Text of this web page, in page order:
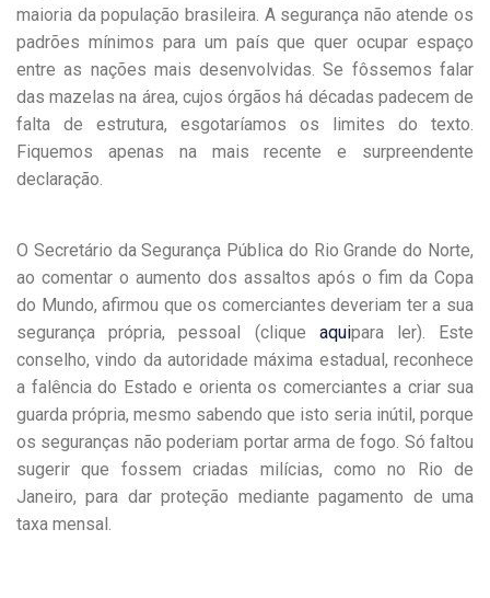
maioria da população brasileira. A segurança não atende os
padrões mínimos para um país que quer ocupar espaço
entre as nações mais desenvolvidas. Se fôssemos falar
das mazelas na área, cujos órgãos há décadas padecem de
falta de estrutura, esgotaríamos os limites do texto.
Fiquemos apenas na mais recente e surpreendente
declaração.
O Secretário da Segurança Pública do Rio Grande do Norte,
ao comentar o aumento dos assaltos após o fim da Copa
do Mundo, afirmou que os comerciantes deveriam ter a sua
segurança própria, pessoal (clique aquipara ler). Este
conselho, vindo da autoridade máxima estadual, reconhece
a falência do Estado e orienta os comerciantes a criar sua
guarda própria, mesmo sabendo que isto seria inútil, porque
os seguranças não poderiam portar arma de fogo. Só faltou
sugerir que fossem criadas milícias, como no Rio de
Janeiro, para dar proteção mediante pagamento de uma
taxa mensal.